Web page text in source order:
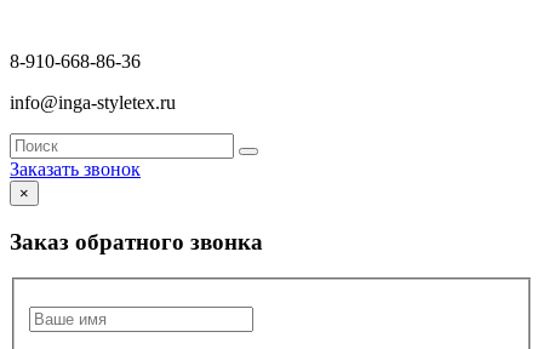
8-910-668-86-36
info@inga-styletex.ru
Заказать звонок
×
Заказ обратного звонка